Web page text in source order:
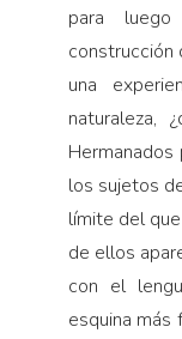
para
construcción
una
naturaleza,
los sujetos
límite del
de ellos
con el
esquina más